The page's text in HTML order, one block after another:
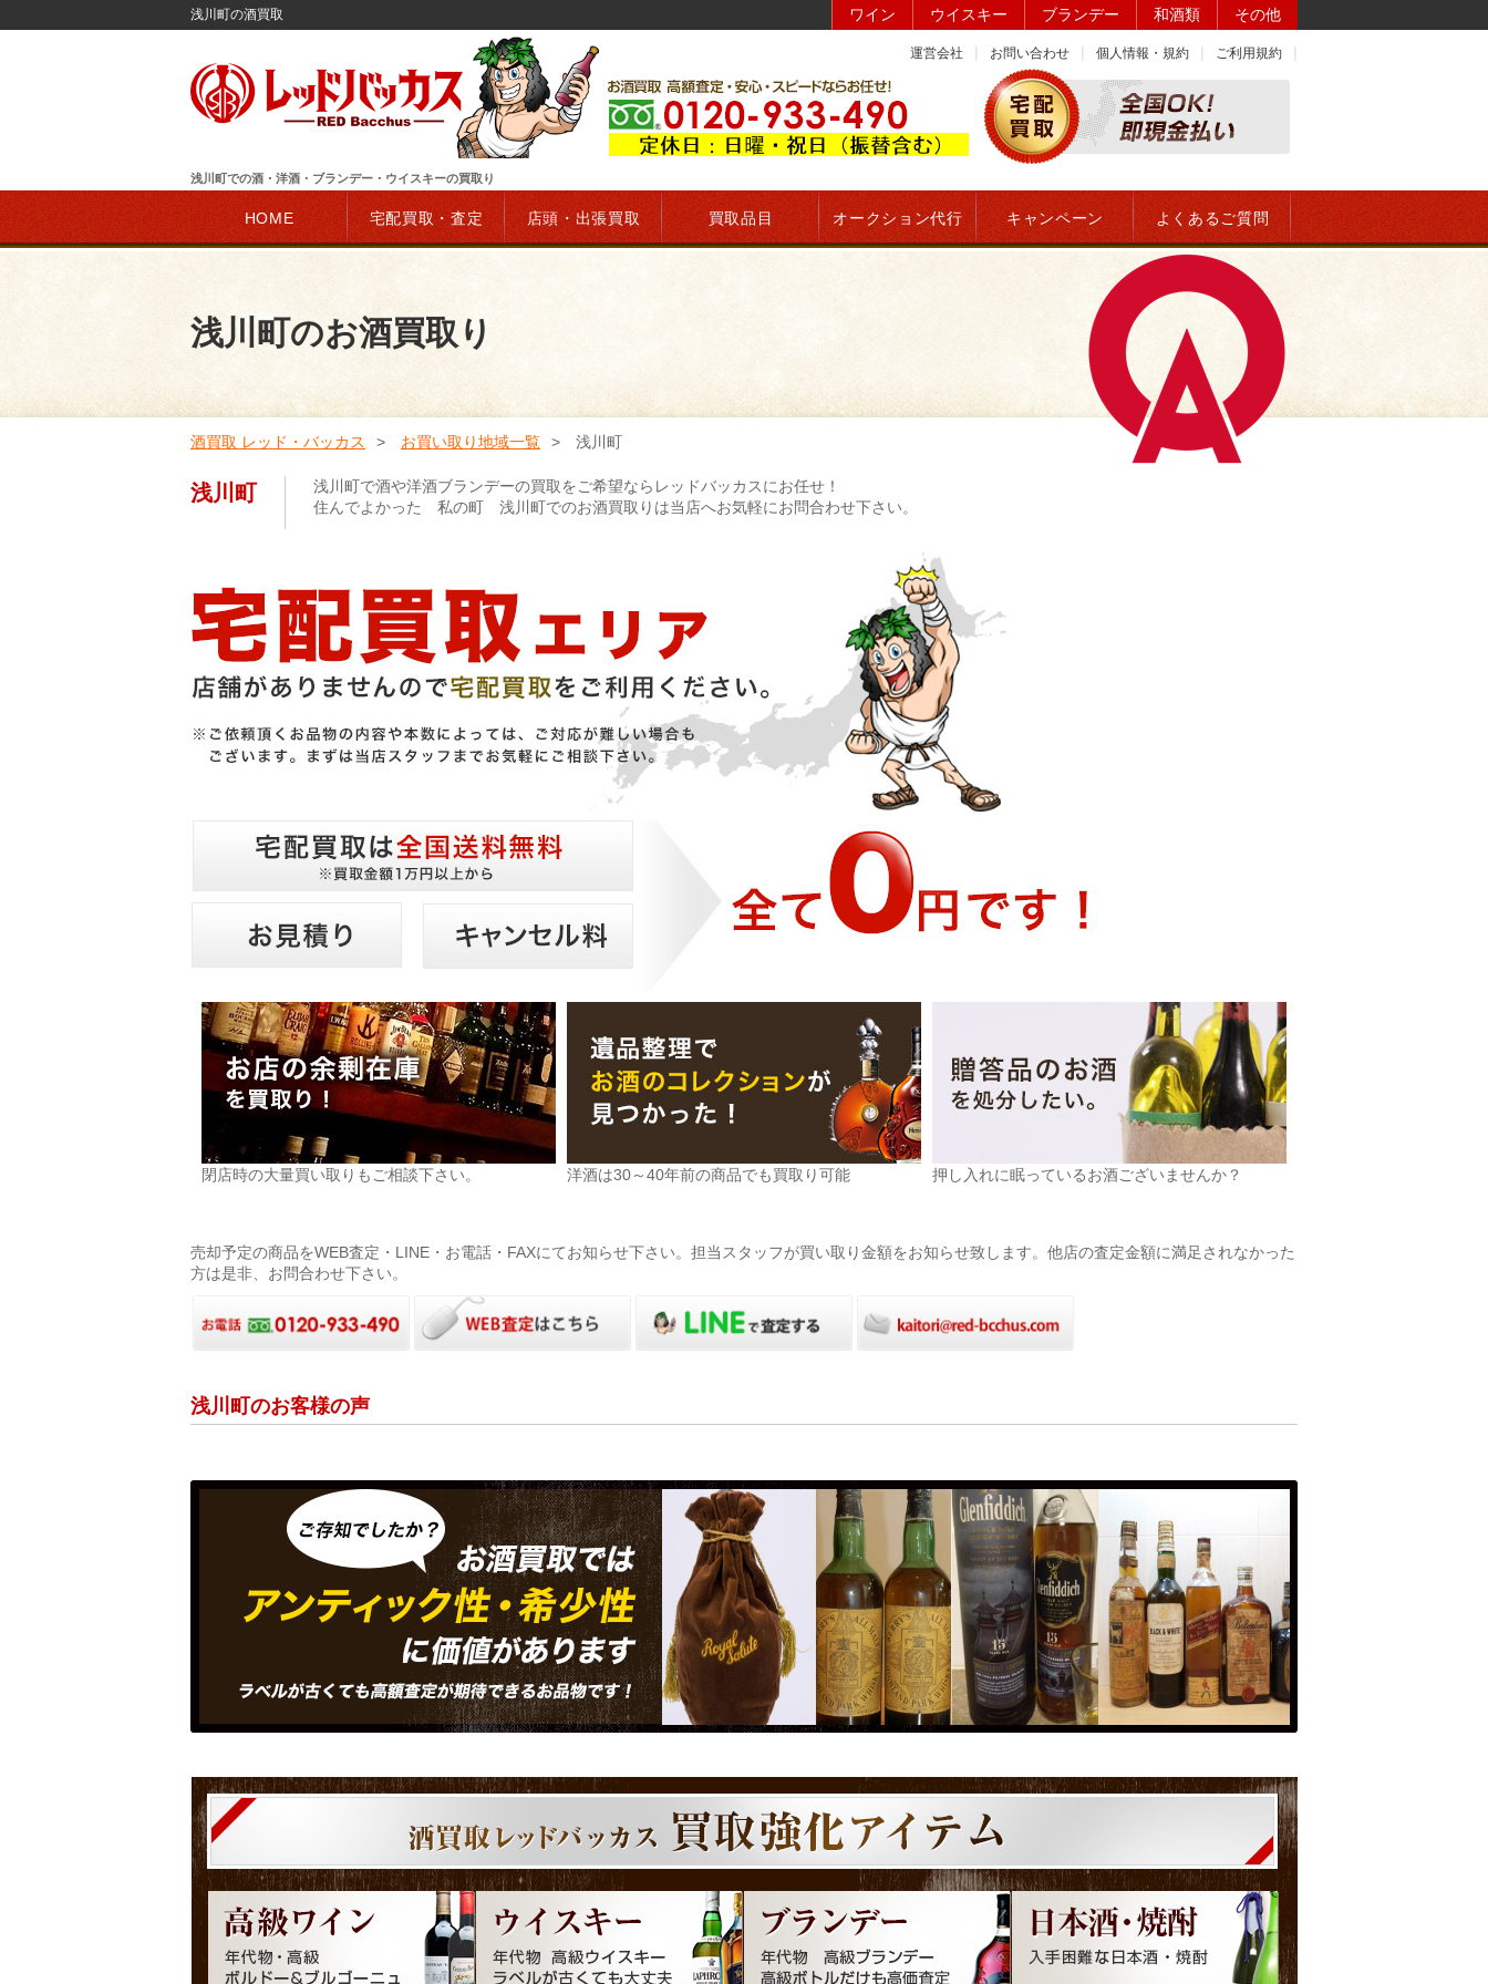
浅川町の酒買取 ワイン ウイスキー ブランデー 和酒類 その他
運営会社 お問い合わせ 個人情報・規約 ご利用規約
浅川町での酒・洋酒・ブランデー・ウイスキーの買取り
HOME 宅配買取・査定 店頭・出張買取 買取品目 オークション代行 キャンペーン よくあるご質問
浅川町のお酒買取り
酒買取 レッド・バッカス お買い取り地域一覧 浅川町
浅川町
浅川町で酒や洋酒ブランデーの買取をご希望ならレッドバッカスにお任せ！
住んでよかった 私の町 浅川町でのお酒買取りは当店へお気軽にお問合わせ下さい。
閉店時の大量買い取りもご相談下さい。 洋酒は30～40年前の商品でも買取り可能 押し入れに眠っているお酒ございませんか？
売却予定の商品をWEB査定・LINE・お電話・FAXにてお知らせ下さい。担当スタッフが買い取り金額をお知らせ致します。他店の査定金額に満足されなかった
方は是非、お問合わせ下さい。
浅川町のお客様の声